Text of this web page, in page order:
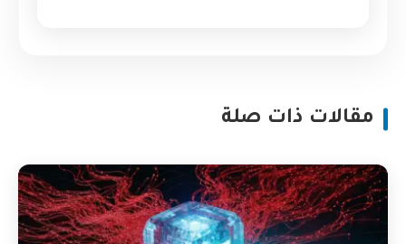
مقالات ذات صلة